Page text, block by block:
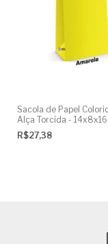
Sacola de Papel
Alça Torcida -
R$27,38